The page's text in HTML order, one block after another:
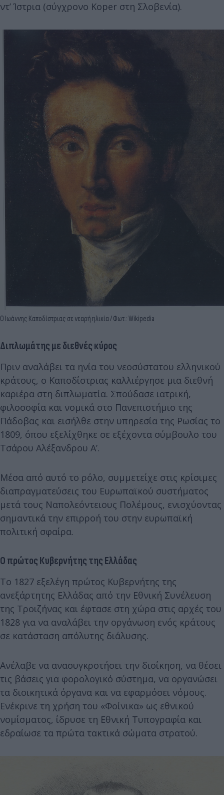
ντ’ Ίστρια (σύγχρονο Koper στη Σλοβενία).
Ο Ιωάννης Καποδίστριας σε νεαρή ηλικία / Φωτ.: Wikipedia
Διπλωμάτης με διεθνές κύρος
Πριν αναλάβει τα ηνία του νεοσύστατου ελληνικού
κράτους, ο Καποδίστριας καλλιέργησε μια διεθνή
καριέρα στη διπλωματία. Σπούδασε ιατρική,
φιλοσοφία και νομικά στο Πανεπιστήμιο της
Πάδοβας και εισήλθε στην υπηρεσία της Ρωσίας το
1809, όπου εξελίχθηκε σε εξέχοντα σύμβουλο του
Τσάρου Αλέξανδρου Α’.
Μέσα από αυτό το ρόλο, συμμετείχε στις κρίσιμες
διαπραγματεύσεις του Ευρωπαϊκού συστήματος
μετά τους Ναπολεόντειους Πολέμους, ενισχύοντας
σημαντικά την επιρροή του στην ευρωπαϊκή
πολιτική σφαίρα.
Ο πρώτος Κυβερνήτης της Ελλάδας
Το 1827 εξελέγη πρώτος Κυβερνήτης της
ανεξάρτητης Ελλάδας από την Εθνική Συνέλευση
της Τροιζήνας και έφτασε στη χώρα στις αρχές του
1828 για να αναλάβει την οργάνωση ενός κράτους
σε κατάσταση απόλυτης διάλυσης.
Ανέλαβε να ανασυγκροτήσει την διοίκηση, να θέσει
τις βάσεις για φορολογικό σύστημα, να οργανώσει
τα διοικητικά όργανα και να εφαρμόσει νόμους.
Ενέκρινε τη χρήση του «Φοίνικα» ως εθνικού
νομίσματος, ίδρυσε τη Εθνική Τυπογραφία και
εδραίωσε τα πρώτα τακτικά σώματα στρατού.